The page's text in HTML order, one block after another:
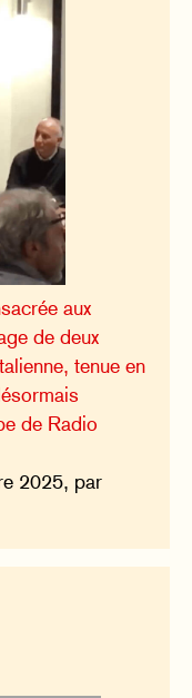
aux
de deux
tenue en
de Radio
2025, par